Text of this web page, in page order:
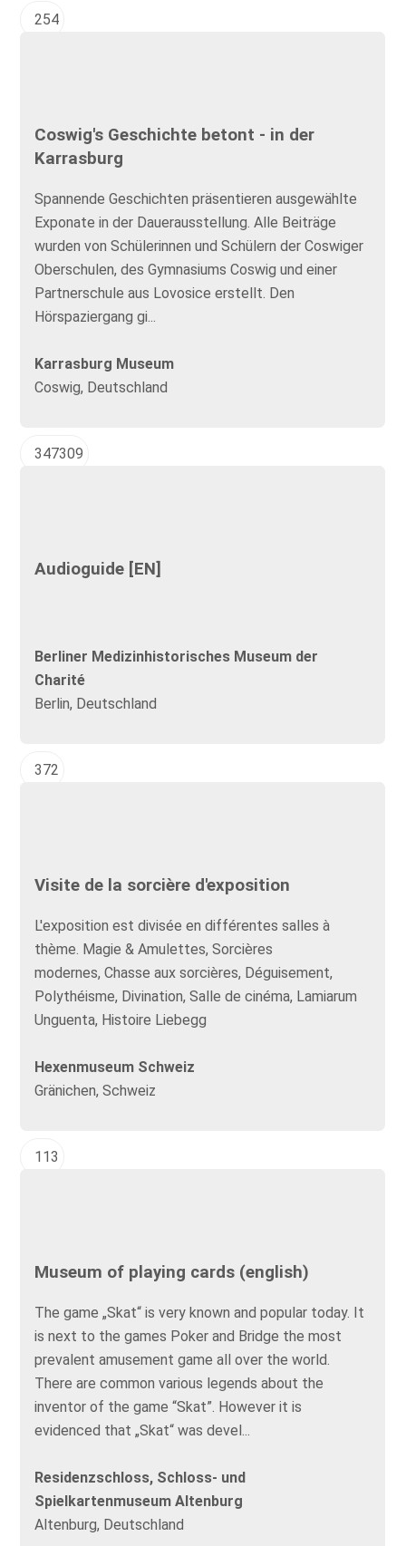
254
Coswig's Geschichte betont - in der
Karrasburg
Spannende Geschichten präsentieren ausgewählte
Exponate in der Dauerausstellung. Alle Beiträge
wurden von Schülerinnen und Schülern der Coswiger
Oberschulen, des Gymnasiums Coswig und einer
Partnerschule aus Lovosice erstellt. Den
Hörspaziergang gi...
Karrasburg Museum
Coswig, Deutschland
347309
Audioguide [EN]
Berliner Medizinhistorisches Museum der
Charité
Berlin, Deutschland
372
Visite de la sorcière d'exposition
L'exposition est divisée en différentes salles à
thème. Magie & Amulettes, Sorcières
modernes, Chasse aux sorcières, Déguisement,
Polythéisme, Divination, Salle de cinéma, Lamiarum
Unguenta, Histoire Liebegg
Hexenmuseum Schweiz
Gränichen, Schweiz
113
Museum of playing cards (english)
The game „Skat“ is very known and popular today. It
is next to the games Poker and Bridge the most
prevalent amusement game all over the world.
There are common various legends about the
inventor of the game “Skat”. However it is
evidenced that „Skat“ was devel...
Residenzschloss, Schloss- und
Spielkartenmuseum Altenburg
Altenburg, Deutschland